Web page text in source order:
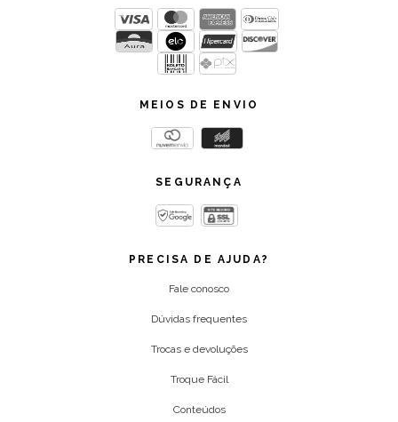
MEIOS DE ENVIO
SEGURANÇA
PRECISA DE AJUDA?
Fale conosco
Dúvidas frequentes
Trocas e devoluções
Troque Fácil
Conteúdos